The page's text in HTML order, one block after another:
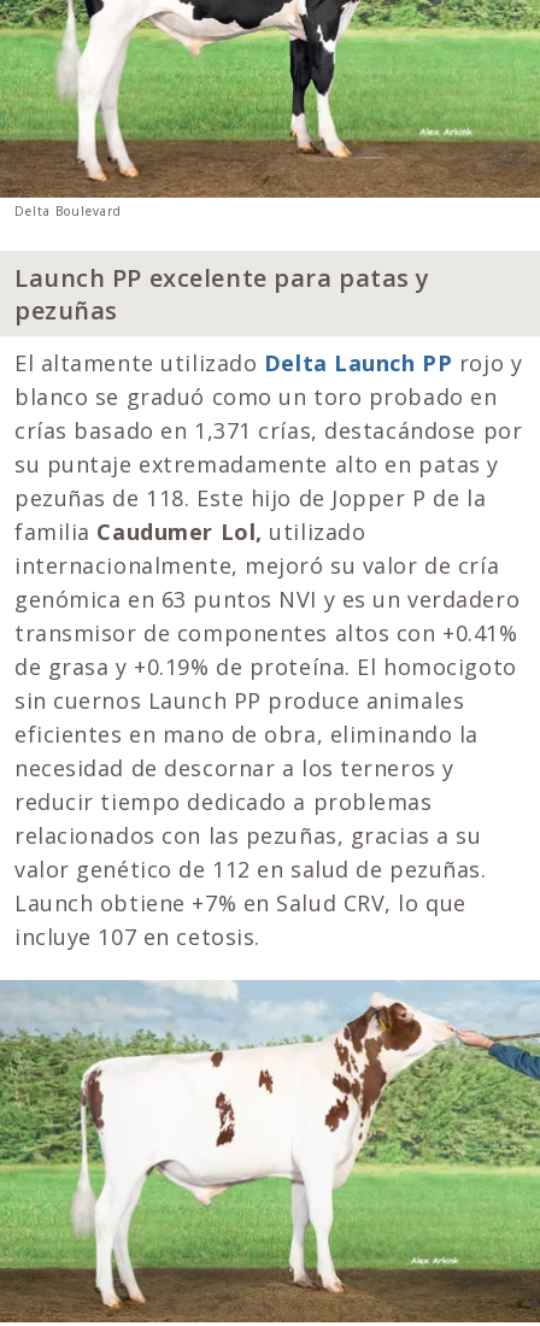
Delta Boulevard
Launch PP excelente para patas y
pezuñas
El altamente utilizado Delta Launch PP rojo y
blanco se graduó como un toro probado en
crías basado en 1,371 crías, destacándose por
su puntaje extremadamente alto en patas y
pezuñas de 118. Este hijo de Jopper P de la
familia Caudumer Lol, utilizado
internacionalmente, mejoró su valor de cría
genómica en 63 puntos NVI y es un verdadero
transmisor de componentes altos con +0.41%
de grasa y +0.19% de proteína. El homocigoto
sin cuernos Launch PP produce animales
eficientes en mano de obra, eliminando la
necesidad de descornar a los terneros y
reducir tiempo dedicado a problemas
relacionados con las pezuñas, gracias a su
valor genético de 112 en salud de pezuñas.
Launch obtiene +7% en Salud CRV, lo que
incluye 107 en cetosis.